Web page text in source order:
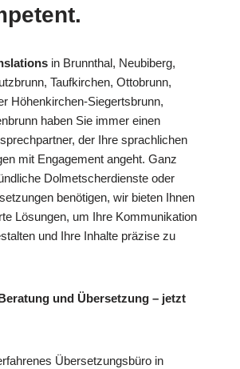
in Brunnthal, Neubiberg,
Taufkirchen, Ottobrunn,
Höhenkirchen-Siegertsbrunn,
haben Sie immer einen
der Ihre sprachlichen
mit Engagement angeht. Ganz
Dolmetscherdienste oder
benötigen, wir bieten Ihnen
Lösungen, um Ihre Kommunikation
und Ihre Inhalte präzise zu
und Übersetzung – jetzt
Übersetzungsbüro in